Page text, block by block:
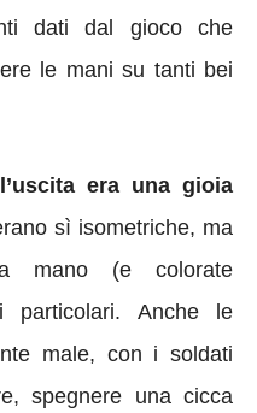
dati dal gioco che
le mani su tanti bei
era una gioia
sì isometriche, ma
a mano (e colorate
particolari. Anche le
male, con i soldati
spegnere una cicca